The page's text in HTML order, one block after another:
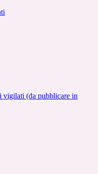
vigilati (da pubblicare in